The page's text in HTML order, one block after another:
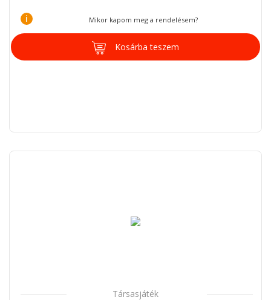
i Mikor kapom meg a rendelésem?
Kosárba teszem
Társasjáték